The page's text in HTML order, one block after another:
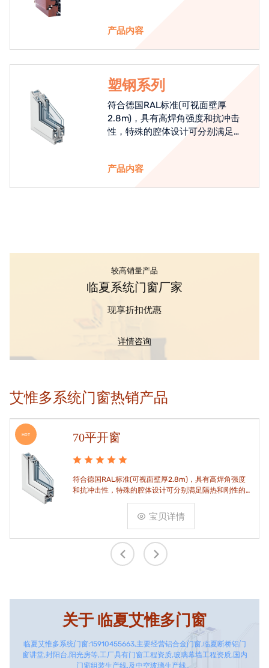
产品内容
塑钢系列
符合德国RAL标准(可视面壁厚
2.8m)，具有高焊角强度和抗冲击
性，特殊的腔体设计可分别满足隔
产品内容
较高销量产品
临夏系统门窗厂家
现享折扣优惠
详情咨询
艾惟多系统门窗热销产品
HOT 70平开窗
符合德国RAL标准(可视面壁厚2.8m)，具有高焊角强度
和抗冲击性，特殊的腔体设计可分别满足隔热和刚性的
宝贝详情
关于 临夏艾惟多门窗
临夏艾惟多系统门窗:15910455663,主要经营铝合金门窗,临夏断桥铝门
窗讲堂,封阳台,阳光房等,工厂具有门窗工程资质,玻璃幕墙工程资质,国内
门窗组装生产线,及中空玻璃生产线。